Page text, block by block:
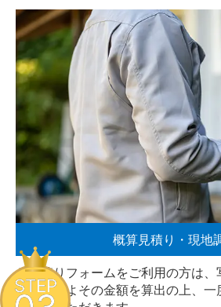
概算見積り・現地
お見積りフォームをご利用の方は
からおおよその金額を算出の上、一
STEP